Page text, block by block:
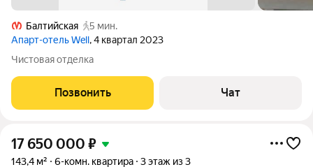
Балтийская
5 мин.
Апарт-отель Well, 4 квартал 2023
Чистовая отделка
Позвонить Чат
17 650 000 ₽
143,4 м² 6-комн. квартира 3 этаж из 3